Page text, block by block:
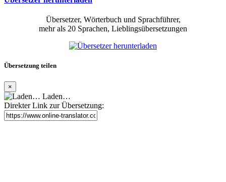
Übersetzer, Wörterbuch und Sprachführer,
mehr als 20 Sprachen, Lieblingsübersetzungen
Übersetzung teilen
×
Laden…
Direkter Link zur Übersetzung: